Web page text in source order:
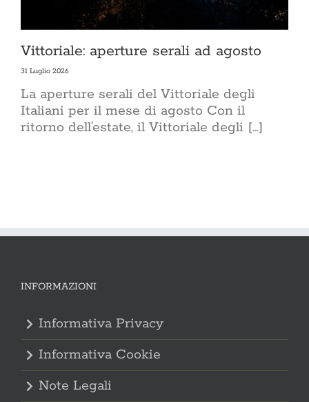
Vittoriale: aperture serali ad agosto
31 Luglio 2026
La aperture serali del Vittoriale degli
Italiani per il mese di agosto Con il
ritorno dell’estate, il Vittoriale degli [...]
INFORMAZIONI
Informativa Privacy
Informativa Cookie
Note Legali